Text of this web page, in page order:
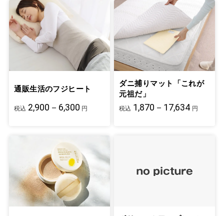
通販生活のフジヒート
税込 2,900－6,300 円
ダニ捕りマット「これが
元祖だ」
税込 1,870－17,634 円